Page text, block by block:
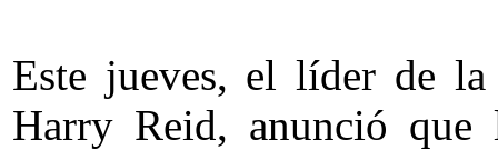
Este jueves, el líder de la
Harry Reid, anunció